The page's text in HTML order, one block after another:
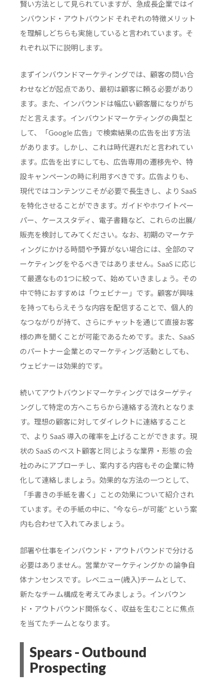
賢い方法として見られていますが、急成長企業ではイ
ンバウンド・アウトバウンド それぞれの特徴メリット
を理解しどちらも実施していると言われています。そ
れぞれ以下に説明します。
まずインバウンドマーケティングでは、顧客の問い合
わせなどが起点であり、最初は顧客に頼る必要があり
ます。また、インバウンドは幅広い顧客層になりがち
だと言えます。インバウンドマーケティングの典型と
して、「Google 広告」で検索結果の広告を出す方法
があります。しかし、これは時代遅れだと言われてい
ます。広告を出すにしても、広告専用の遷移先や、特
設キャンペーンの時に利用すべきです。広告よりも、
現代ではコンテンツこそが必要で長生きし、より SaaS
を特化させることができます。ガイドやホワイトペー
パー、ケーススタディ、電子書籍など、これらの出展/
販売を検討してみてください。なお、初期のマーケテ
ィングにかける時間や予算がない場合には、全部のマ
ーケティングをやるべきではありません。SaaS に応じ
て最適なもの1つに絞って、始めていきましょう。その
中で特におすすめは「ウェビナー」です。顧客が興味
を持ってもらえそうな内容を配信することで、個人的
なつながりが持て、さらにチャットを通じて直接お客
様の声を聞くことが可能であるためです。また、SaaS
のパートナー企業とのマーケティング活動としても、
ウェビナーは効果的です。
続いてアウトバウンドマーケティングではターゲティ
ングして特定の方へこちらから連絡する流れとなりま
す。理想の顧客に対してダイレクトに連絡すること
で、より SaaS 導入の確率を上げることができます。現
状の SaaS のベスト顧客と同じような業界・形態 の会
社のみにアプローチし、案内する内容もその企業に特
化して連絡しましょう。効果的な方法の一つとして、
「手書きの手紙を書く」ことの効果について紹介され
ています。その手紙の中に、”今なら~が可能” という案
内も合わせて入れてみましょう。
部署や仕事をインバウンド・アウトバウンドで分ける
必要はありません。営業かマーケティングか の論争自
体ナンセンスです。レベニュー(歳入)チームとして、
新たなチーム構成を考えてみましょう。インバウン
ド・アウトバウンド関係なく、収益を生むことに焦点
を当てたチームとなります。
Spears - Outbound
Prospecting